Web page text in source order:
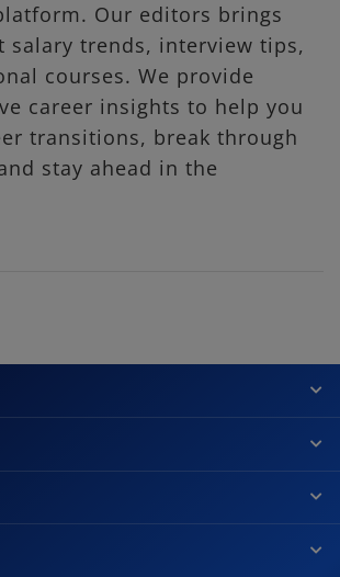
Our editors brings
salary trends, interview tips,
courses. We provide
career insights to help you
transitions, break through
stay ahead in the